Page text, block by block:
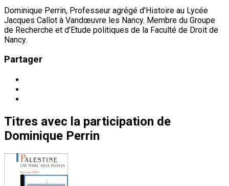
Dominique Perrin, Professeur agrégé d'Histoire au Lycée
Jacques Callot à Vandœuvre les Nancy. Membre du Groupe
de Recherche et d’Etude politiques de la Faculté de Droit de
Nancy.
Partager
Titres avec la participation de
Dominique Perrin